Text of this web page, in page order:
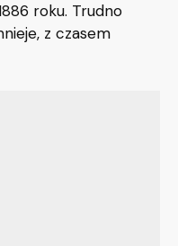
roku. Trudno
z czasem